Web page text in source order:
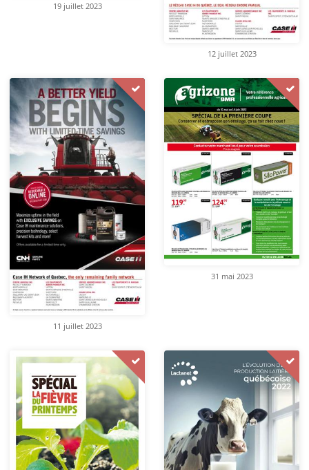
19 juillet 2023
12 juillet 2023
11 juillet 2023
31 mai 2023